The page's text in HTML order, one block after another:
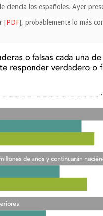
ciencia los españoles. Ayer
[PDF], probablemente lo más